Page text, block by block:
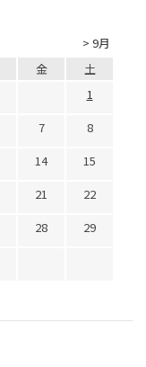
> 9月
金
土
1
7
8
14
15
21
22
28
29